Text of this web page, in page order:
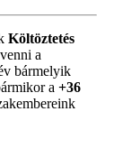
Költöztetés
a
bármelyik
a +36